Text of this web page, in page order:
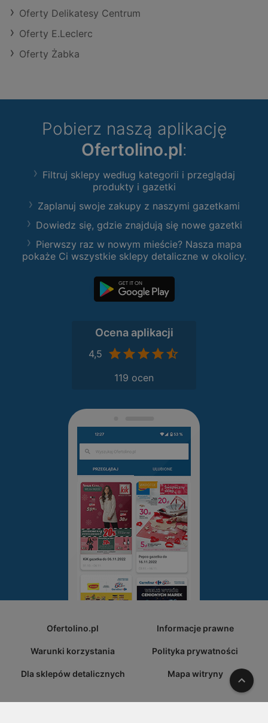
Oferty Delikatesy Centrum
Oferty E.Leclerc
Oferty Żabka
Pobierz naszą aplikację
Ofertolino.pl:
Filtruj sklepy według kategorii i przeglądaj
produkty i gazetki
Zaplanuj swoje zakupy z naszymi gazetkami
Dowiedz się, gdzie znajdują się nowe gazetki
Pierwszy raz w nowym mieście? Nasza mapa
pokaże Ci wszystkie sklepy detaliczne w okolicy.
Ocena aplikacji
4,5
119 ocen
Ofertolino.pl Informacje prawne
Warunki korzystania Polityka prywatności
Dla sklepów detalicznych Mapa witryny W